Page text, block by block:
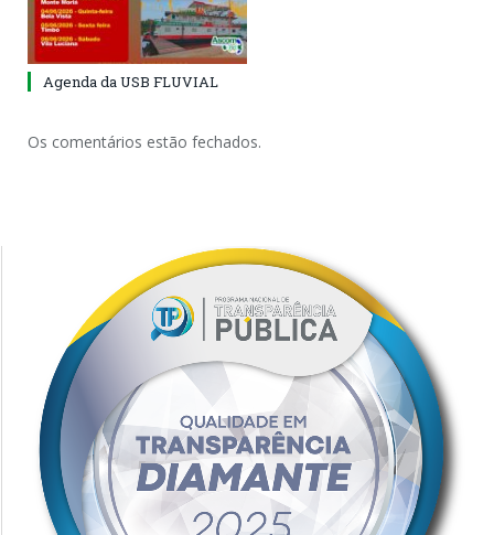
Agenda da USB FLUVIAL
Os comentários estão fechados.